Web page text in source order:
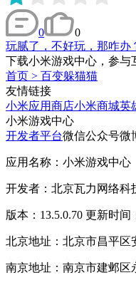
0
0
玩腻了，不好玩，那咋办
下载小米游戏中心，参与
首页 > 百变躲猫猫
友情链接
小米应用商店小米商城英
小米游戏中心
开发者平台微信公众号微
应用名称：小米游戏中心
开发者：北京瓦力网络科
版本：13.5.0.70 更新时间
北京地址：北京市昌平区
南京地址：南京市建邺区